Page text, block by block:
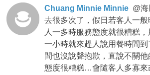
APP下載
Chuang Minnie Minnie @海
去很多次了，假日若客人一
人一多時服務態度就很糟糕
一小時就來趕人說用餐時間
間也沒說聲抱歉，直說不關他
態度很糟糕…會隨客人多寡來